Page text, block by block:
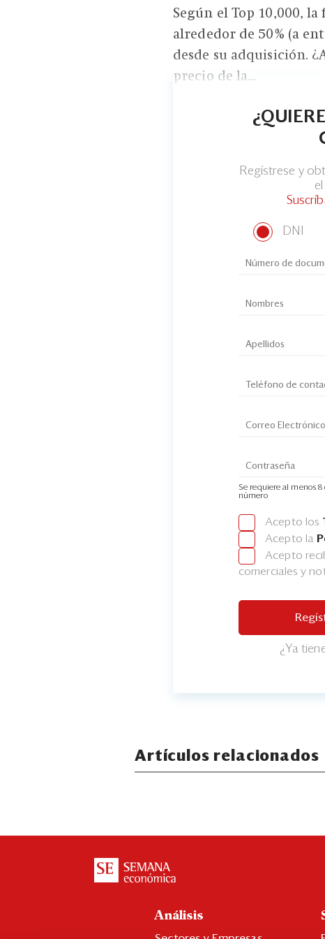
Según el Top 10,000,
alrededor de 50% (a
desde su adquisición.
precio de la...
Regístrese y
DNI
Se requiere al menos
número
Acepto los
Acepto la
Acepto
comerciales y
¿Ya
Artículos relacionados
Análisis